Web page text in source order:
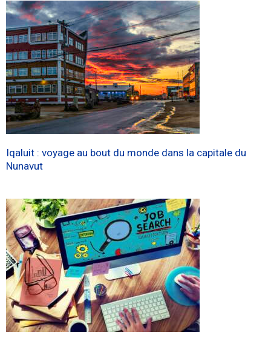
Iqaluit : voyage au bout du monde dans la capitale du
Nunavut